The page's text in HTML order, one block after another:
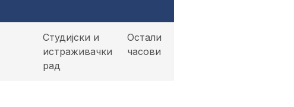
Студијски и
истраживачки
рад
Остали
часови